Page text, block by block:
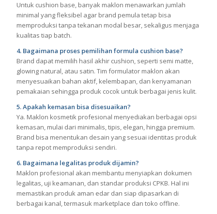
Untuk cushion base, banyak maklon menawarkan jumlah
minimal yang fleksibel agar brand pemula tetap bisa
memproduksi tanpa tekanan modal besar, sekaligus menjaga
kualitas tiap batch.
4. Bagaimana proses pemilihan formula cushion base?
Brand dapat memilih hasil akhir cushion, seperti semi matte,
glowing natural, atau satin. Tim formulator maklon akan
menyesuaikan bahan aktif, kelembapan, dan kenyamanan
pemakaian sehingga produk cocok untuk berbagai jenis kulit.
5. Apakah kemasan bisa disesuaikan?
Ya. Maklon kosmetik profesional menyediakan berbagai opsi
kemasan, mulai dari minimalis, tipis, elegan, hingga premium.
Brand bisa menentukan desain yang sesuai identitas produk
tanpa repot memproduksi sendiri.
6. Bagaimana legalitas produk dijamin?
Maklon profesional akan membantu menyiapkan dokumen
legalitas, uji keamanan, dan standar produksi CPKB. Hal ini
memastikan produk aman edar dan siap dipasarkan di
berbagai kanal, termasuk marketplace dan toko offline.